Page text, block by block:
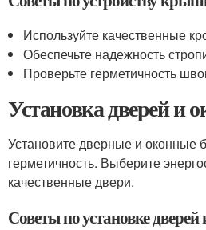
Используйте качественные
Обеспечьте надежность
Проверьте герметичность
Установка дверей и
Установите дверные и оконные
герметичность. Выберите
качественные двери.
Советы по установке дверей